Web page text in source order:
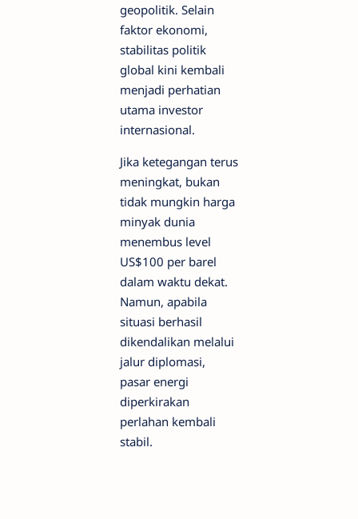
geopolitik. Selain
faktor ekonomi,
stabilitas politik
global kini kembali
menjadi perhatian
utama investor
internasional.
Jika ketegangan terus
meningkat, bukan
tidak mungkin harga
minyak dunia
menembus level
US$100 per barel
dalam waktu dekat.
Namun, apabila
situasi berhasil
dikendalikan melalui
jalur diplomasi,
pasar energi
diperkirakan
perlahan kembali
stabil.